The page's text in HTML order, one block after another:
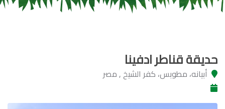
حديقة قناطر ادفينا
أبيانه، مطوبس، كفر الشيخ , مصر